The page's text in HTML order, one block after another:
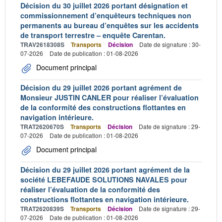
Décision du 30 juillet 2026 portant désignation et
commissionnement d’enquêteurs techniques non
permanents au bureau d’enquêtes sur les accidents
de transport terrestre – enquête Carentan.
TRAV2618308S Transports Décision
Date de signature : 30-
07-2026
Date de publication : 01-08-2026
Document principal
Décision du 29 juillet 2026 portant agrément de
Monsieur JUSTIN CANLER pour réaliser l’évaluation
de la conformité des constructions flottantes en
navigation intérieure.
TRAT2620670S Transports Décision
Date de signature : 29-
07-2026
Date de publication : 01-08-2026
Document principal
Décision du 29 juillet 2026 portant agrément de la
société LEBEFAUDE SOLUTIONS NAVALES pour
réaliser l’évaluation de la conformité des
constructions flottantes en navigation intérieure.
TRAT2620839S Transports Décision
Date de signature : 29-
07-2026
Date de publication : 01-08-2026